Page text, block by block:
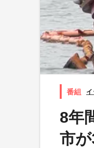
イ
8年
市